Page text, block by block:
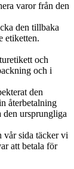
varor från den
den tillbaka
etiketten.
och
och i
den
återbetalning
ursprungliga
vår sida täcker vi
att betala för